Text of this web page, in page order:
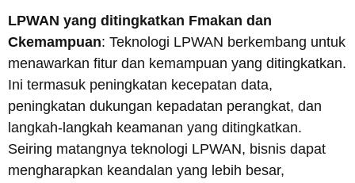
LPWAN yang ditingkatkan Fmakan dan
Ckemampuan: Teknologi LPWAN berkembang untuk
menawarkan fitur dan kemampuan yang ditingkatkan.
Ini termasuk peningkatan kecepatan data,
peningkatan dukungan kepadatan perangkat, dan
langkah-langkah keamanan yang ditingkatkan.
Seiring matangnya teknologi LPWAN, bisnis dapat
mengharapkan keandalan yang lebih besar,